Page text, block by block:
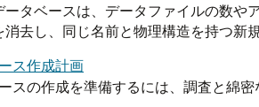
ータベースは、データファイルの数
去し、同じ名前と物理構造を持つ新
ス作成計画
スの作成を準備するには、調査と綿密